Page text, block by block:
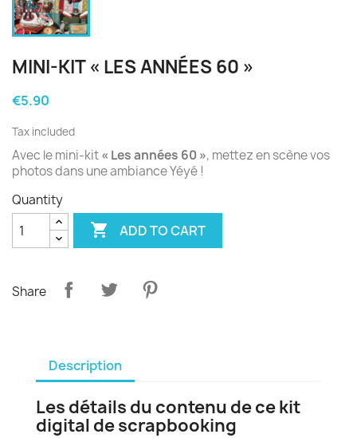
MINI-KIT « LES ANNÉES 60 »
€5.90
Tax included
Avec le mini-kit« Les années 60 », mettez en scène vos
photos dans une ambiance Yéyé !
Quantity
 ADD TO CART
Share
Description
Les détails du contenu de ce kit
digital de scrapbooking